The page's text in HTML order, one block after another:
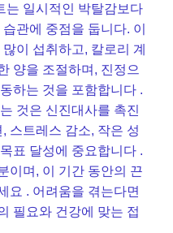
는 일시적인 박탈감보다
관에 중점을 둡니다. 이
이 섭취하고, 칼로리 계
양을 조절하며, 진정으
하는 것을 포함합니다 .
것은 신진대사를 촉진
스트레스 감소, 작은 성
표 달성에 중요합니다 .
이며, 이 기간 동안의 끈
요 . 어려움을 겪는다면
필요와 건강에 맞는 접